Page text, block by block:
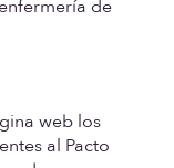
de
web los
al Pacto